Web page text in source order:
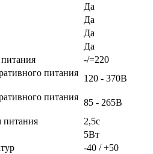
Да
Да
Да
Да
-/=220
питания
120 - 370В
питания
85 - 265В
питания
2,5с
5Вт
-40 / +50